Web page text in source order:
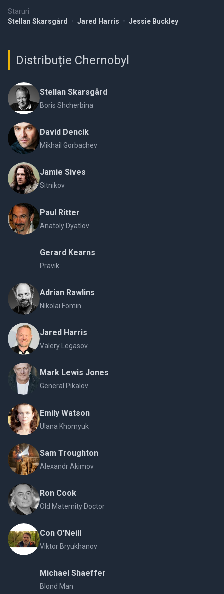
Staruri
Stellan Skarsgård
• Jared Harris • Jessie Buckley
Distribuție Chernobyl
Stellan Skarsgård
Boris Shcherbina
David Dencik
Mikhail Gorbachev
Jamie Sives
Sitnikov
Paul Ritter
Anatoly Dyatlov
Gerard Kearns
Pravik
Adrian Rawlins
Nikolai Fomin
Jared Harris
Valery Legasov
Mark Lewis Jones
General Pikalov
Emily Watson
Ulana Khomyuk
Sam Troughton
Alexandr Akimov
Ron Cook
Old Maternity Doctor
Con O'Neill
Viktor Bryukhanov
Michael Shaeffer
Blond Man